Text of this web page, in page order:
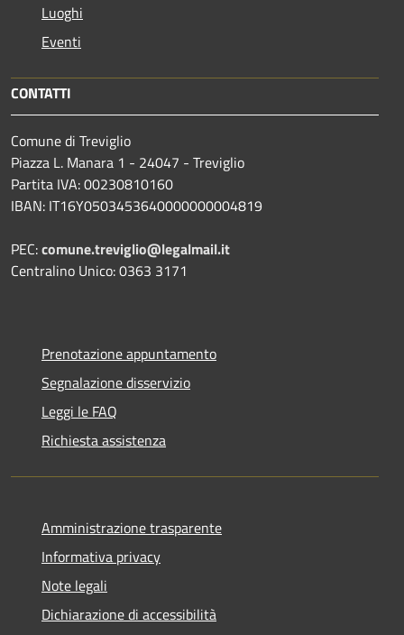
Luoghi
Eventi
CONTATTI
Comune di Treviglio
Piazza L. Manara 1 - 24047 - Treviglio
Partita IVA: 00230810160
IBAN: IT16Y0503453640000000004819
PEC:comune.treviglio@legalmail.it
Centralino Unico: 0363 3171
Prenotazione appuntamento
Segnalazione disservizio
Leggi le FAQ
Richiesta assistenza
Amministrazione trasparente
Informativa privacy
Note legali
Dichiarazione di accessibilità